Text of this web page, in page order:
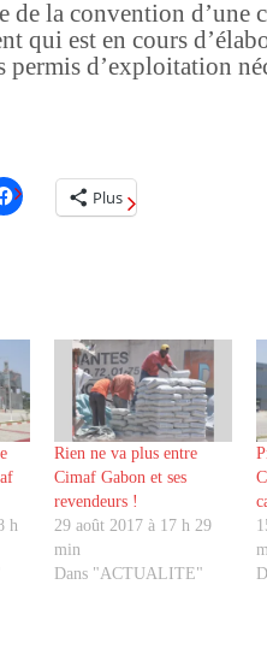
de la convention d’une
qui est en cours
permis d’exploitation
Plus
h
Rien ne va plus entre
Cimaf Gabon et ses
revendeurs !
29 août 2017 à 17 h 29
min
Dans "ACTUALITE"